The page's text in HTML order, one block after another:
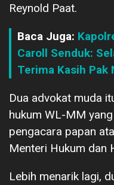
Reynold Paat.
Baca Juga:
Caroll Senduk:
Terima Kasih Pak
Dua advokat muda
hukum WL-MM
pengacara papan
Menteri Hukum dan
Lebih menarik lagi,